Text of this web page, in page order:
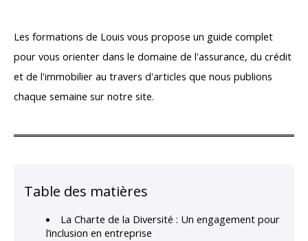
Les formations de Louis vous propose un guide complet
pour vous orienter dans le domaine de l'assurance, du crédit
et de l'immobilier au travers d'articles que nous publions
chaque semaine sur notre site.
Table des matières
La Charte de la Diversité : Un engagement pour
l’inclusion en entreprise